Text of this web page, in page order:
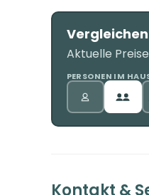
Aktuelle
PERSONEN IM